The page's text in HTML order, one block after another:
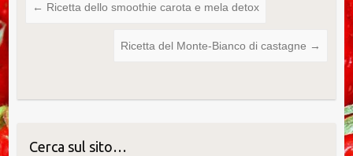
← Ricetta dello smoothie carota e mela detox
Ricetta del Monte-Bianco di castagne →
Cerca sul sito…